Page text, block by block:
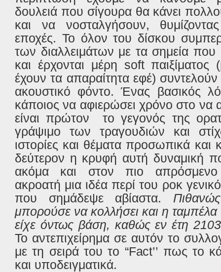
δουλειά που σίγουρα θα κάνει
και να νοσταλγήσουν,
εποχές. To όλον του δίσκου
των διαλλειμάτων με τα σημεία που
και έρχονται μέρη soft
έχουν τα απαραίτητα εφέ)
ακουστικό φόντο. Ένας βασικός
κάποιος να αφιερώσει χρόνο στο να
είναι πρώτον το γεγονός της
γράψιμο των τραγουδιών και
ιστορίες και θέματα προσωπικά και
δεύτερον η κρυφή αυτή δυναμική
ακόμα και στον πιο απρόσμενο
ακροατή μια ιδέα περί του ροκ
που σημάδεψε αβίαστα.
μπορούσε να κολλήσει και η ταμπέλα
είχε όντως βάση, καθώς εν έτη
Το αντεπιχείρημα σε αυτόν το
με τη σειρά του το “Fact’’ πως το
και υποδειγματικά.